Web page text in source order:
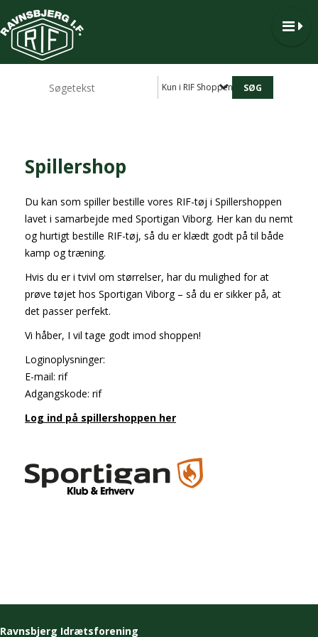
Kun i RIF Shoppen
Spillershop
Du kan som spiller bestille vores RIF-tøj i Spillershoppen
lavet i samarbejde med Sportigan Viborg. Her kan du nemt
og hurtigt bestille RIF-tøj, så du er klædt godt på til både
kamp og træning.
Hvis du er i tvivl om størrelser, har du mulighed for at
prøve tøjet hos Sportigan Viborg – så du er sikker på, at
det passer perfekt.
Vi håber, I vil tage godt imod shoppen!
Loginoplysninger:
E-mail: rif
Adgangskode: rif
Log ind på spillershoppen her
Ravnsbjerg Idrætsforening